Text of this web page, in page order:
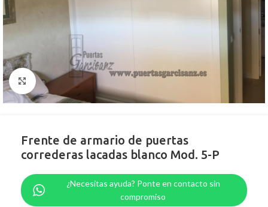
Clic para ampliar
Frente de armario de puertas
correderas lacadas blanco Mod. 5-P
¿Necesitas ayuda? Ponte en contacto sin
compromiso